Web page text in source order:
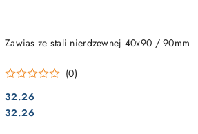
Zawias ze stali nierdzewnej 40x90 / 90mm
(0)
Cena:
32.26
Cena:
32.26
DO KOSZYKA